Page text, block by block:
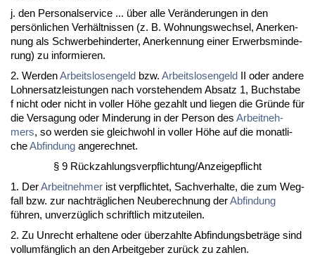
j. den Per­so­nal­ser­vice ... über al­le Verände­run­gen in den
persönli­chen Verhält­nis­sen (z. B. Woh­nungs­wech­sel, An­er­ken­
nung als Schwer­be­hin­der­ter, An­er­ken­nung ei­ner Er­werbs­min­de­
rung) zu in­for­mie­ren.
2. Wer­denAr­beits­lo­sen­geld bzw. Ar­beits­lo­sen­geld II oder an­de­re
Lohn­er­satz­leis­tun­gen nach vor­ste­hen­dem Ab­satz 1, Buch­sta­be
f nicht oder nicht in vol­ler Höhe ge­zahlt und lie­gen die Gründe für
die Ver­sa­gung oder Min­de­rung in der Per­son des Ar­beit­neh­
mers, so wer­den sie gleich­wohl in vol­ler Höhe auf die mo­nat­li­
cheAb­fin­dung an­ge­rech­net.
§ 9 Rück­zah­lungs­ver­pflich­tung/An­zei­ge­pflicht
1. DerAr­beit­neh­mer ist ver­pflich­tet, Sach­ver­hal­te, die zum Weg­
fall bzw. zur nachträgli­chen Neu­be­rech­nung derAb­fin­dung
führen, un­verzüglich schrift­lich mit­zu­tei­len.
2. Zu Un­recht er­hal­te­ne oder über­zahl­te Ab­fin­dungs­beträge sind
voll­umfäng­lich an den Ar­beit­ge­ber zurück zu zah­len.